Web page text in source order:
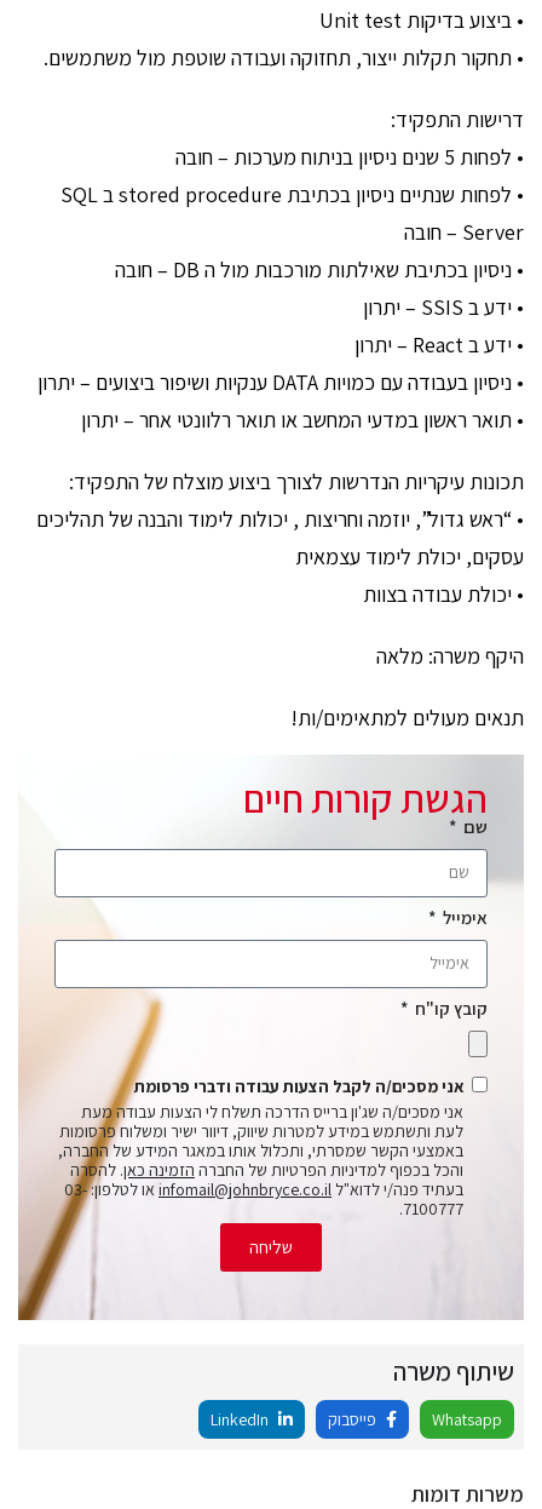
• ביצוע בדיקות Unit test
• תחקור תקלות ייצור, תחזוקה ועבודה שוטפת מול משתמשים.
דרישות התפקיד:
• לפחות 5 שנים ניסיון בניתוח מערכות – חובה
• לפחות שנתיים ניסיון בכתיבת stored procedure ב SQL
Server – חובה
• ניסיון בכתיבת שאילתות מורכבות מול ה DB – חובה
• ידע ב SSIS – יתרון
• ידע ב React – יתרון
• ניסיון בעבודה עם כמויות DATA ענקיות ושיפור ביצועים – יתרון
• תואר ראשון במדעי המחשב או תואר רלוונטי אחר – יתרון
תכונות עיקריות הנדרשות לצורך ביצוע מוצלח של התפקיד:
• “ראש גדול”, יוזמה וחריצות , יכולות לימוד והבנה של תהליכים
עסקים, יכולת לימוד עצמאית
• יכולת עבודה בצוות
היקף משרה: מלאה
תנאים מעולים למתאימים/ות!
הגשת קורות חיים
שם
אימייל
קובץ קו"ח
אני מסכים/ה לקבל הצעות עבודה ודברי פרסומת
אני מסכים/ה שג'ון ברייס הדרכה תשלח לי הצעות עבודה מעת
לעת ותשתמש במידע למטרות שיווק, דיוור ישיר ומשלוח פרסומות
באמצעי הקשר שמסרתי, ותכלול אותו במאגר המידע של החברה,
והכל בכפוף למדיניות הפרטיות של החברה הזמינה כאן. להסרה
בעתיד פנה/י לדוא"ל infomail@johnbryce.co.il
או לטלפון: 03-
7100777.
שליחה
שיתוף משרה
Whatsapp פייסבוק
משרות דומות